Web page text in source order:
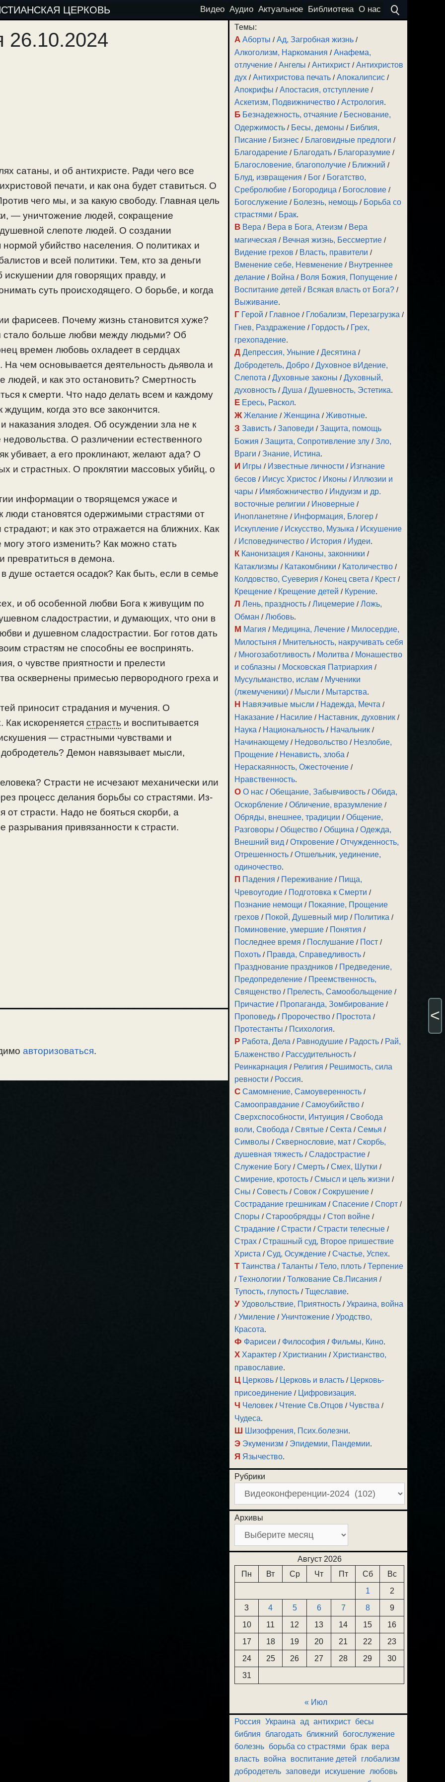
ЦЕРКОВЬ Видео Аудио Актуальное Библиотека О нас
26.10.2024
сатаны, и об антихристе. Ради чего все
печати, и как она будет ставиться. О
чего мы, и за какую свободу. Главная цель
— уничтожение людей, сокращение
слепоте людей. О создании
убийство населения. О политиках и
и всей политики. Тем, кто за деньги
искушении для говорящих правду, и
суть происходящего. О борьбе, и когда
фарисеев. Почему жизнь становится хуже?
стало больше любви между людьми? Об
времен любовь охладеет в сердцах
чем основывается деятельность дьявола и
людей, и как это остановить? Смертность
к смерти. Что надо делать всем и каждому
когда это все закончится.
наказания злодея. Об осуждении зла не к
О различении естественного
убивает, а его проклинают, желают ада? О
и страстных. О проклятии массовых убийц, о
информации о творящемся ужасе и
люди становятся одержимыми страстями от
и как это отражается на ближних. Как
этого изменить? Как можно стать
превратиться в демона.
остается осадок? Как быть, если в семье
и об особенной любви Бога к живущим по
сладострастии, и думающих, что они в
и душевном сладострастии. Бог готов дать
страстям не способны ее воспринять.
о чувстве приятности и прелести
осквернены примесью первородного греха и
приносит страдания и мучения. О
искореняется страсть и воспитывается
— страстными чувствами и
Демон навязывает мысли,
Страсти не исчезают механически или
процесс делания борьбы со страстями. Из-
от страсти. Надо не бояться скорби, а
разрывания привязанности к страсти.
авторизоваться.
Темы:
А Аборты /Ад, Загробная жизнь /
Алкоголизм, Наркомания /Анафема,
отлучение /Ангелы /Антихрист /Антихристов
дух /Антихристова печать /Апокалипсис /
Апокрифы /Апостасия, отступление /
Аскетизм, Подвижничество /Астрология.
Б Безнадежность, отчаяние / Беснование,
Одержимость / Бесы, демоны / Библия,
Писание / Бизнес / Благовидные предлоги /
Благодарение / Благодать / Благоразумие /
Благословение, благополучие / Ближний /
Блуд, извращения / Бог / Богатство,
Сребролюбие / Богородица / Богословие /
Богослужение / Болезнь, немощь / Борьба со
страстями / Брак.
В Вера / Вера в Бога, Атеизм / Вера
магическая / Вечная жизнь, Бессмертие /
Видение грехов / Власть, правители /
Вменение себе, Невменение / Внутреннее
делание / Война / Воля Божия, Попущение /
Воспитание детей / Всякая власть от Бога? /
Выживание.
Г Герой / Главное / Глобализм, Перезагрузка /
Гнев, Раздражение / Гордость / Грех,
грехопадение.
Д Депрессия, Уныние /Десятина /
Добродетель, Добро /Духовное вИдение,
Слепота /Духовные законы /Духовный,
духовность /Душа /Душевность, Эстетика.
Е Ересь, Раскол.
Ж Желание /Женщина /Животные.
З Зависть /Заповеди /Защита, помощь
Божия /Защита, Сопротивление злу /Зло,
Враги /Знание, Истина.
И Игры / Известные личности / Изгнание
бесов / Иисус Христос / Иконы / Иллюзии и
чары / Имябожничество / Индуизм и др.
восточные религии / Иноверные /
Инопланетяне / Информация, Блогер /
Искупление / Искусство, Музыка / Искушение
/ Исповедничество / История / Иудеи.
К Канонизация / Каноны, законники /
Катаклизмы / Катакомбники / Католичество /
Колдовство, Суеверия / Конец света / Крест /
Крещение / Крещение детей / Курение.
Л Лень, праздность /Лицемерие /Ложь,
Обман /Любовь.
М Магия / Медицина, Лечение / Милосердие,
Милостыня / Мнительность, накручивать себя
/ Многозаботливость / Молитва / Монашество
и соблазны / Московская Патриархия /
Мусульманство, ислам / Мученики
(лжемученики) / Мысли / Мытарства.
Н Навязчивые мысли / Надежда, Мечта /
Наказание / Насилие / Наставник, духовник /
Наука / Национальность / Начальник /
Начинающему / Недовольство / Незлобие,
Прощение / Ненависть, злоба /
Нераскаянность, Ожесточение /
Нравственность.
О О нас /Обещание, Забывчивость /Обида,
Оскорбление /Обличение, вразумление /
Обряды, внешнее, традиции /Общение,
Разговоры /Общество /Община /Одежда,
Внешний вид /Откровение /Отчужденность,
Отрешенность /Отшельник, уединение,
одиночество.
П Падения / Переживание / Пища,
Чревоугодие / Подготовка к Смерти /
Познание немощи / Покаяние, Прощение
грехов / Покой, Душевный мир / Политика /
Поминовение, умершие / Понятия /
Последнее время / Послушание / Пост /
Похоть / Правда, Справедливость /
Празднование праздников / Предведение,
Предопределение / Преемственность,
Священство / Прелесть, Самообольщение /
Причастие / Пропаганда, Зомбирование /
Проповедь / Пророчество / Простота /
Протестанты / Психология.
Р Работа, Дела / Равнодушие / Радость / Рай,
Блаженство / Рассудительность /
Реинкарнация / Религия / Решимость, сила
ревности / Россия.
С Самомнение, Самоуверенность /
Самооправдание /Самоубийство /
Сверхспособности, Интуиция /Свобода
воли, Свобода /Святые /Секта /Семья /
Символы /Сквернословие, мат /Скорбь,
душевная тяжесть /Сладострастие /
Служение Богу /Смерть /Смех, Шутки /
Смирение, кротость /Смысл и цель жизни /
Сны /Совесть /Совок /Сокрушение /
Сострадание грешникам /Спасение /Спорт /
Споры /Старообрядцы /Стоп войне /
Страдание /Страсти /Страсти телесные /
Страх /Страшный суд, Второе пришествие
Христа /Суд, Осуждение /Счастье, Успех.
Т Таинства /Таланты /Тело, плоть /Терпение
/Технологии /Толкование Св.Писания /
Тупость, глупость /Тщеславие.
У Удовольствие, Приятность /Украина, война
/Умиление /Уничтожение /Уродство,
Красота.
Ф Фарисеи / Философия / Фильмы, Кино.
Х Характер / Христианин / Христианство,
православие.
Ц Церковь / Церковь и власть / Церковь-
присоединение / Цифровизация.
Ч Человек / Чтение Св.Отцов / Чувства /
Чудеса.
Ш Шизофрения, Псих.болезни.
Э Экуменизм / Эпидемии, Пандемии.
Я Язычество.
Рубрики
Архивы
Август 2026
Пн
Вт Ср Чт Пт Сб
Вс
1
2
3
4 5 6 7 8
9
10
11 12 13 14 15
16
17
18 19 20 21 22
23
24
25 26 27 28 29
30
31
« Июл
Россия Украина ад антихрист бесы
библия
благодать ближний
богослужение
болезнь борьба со страстями брак вера
власть война воспитание детей
глобализм
добродетель заповеди искушение любовь
<